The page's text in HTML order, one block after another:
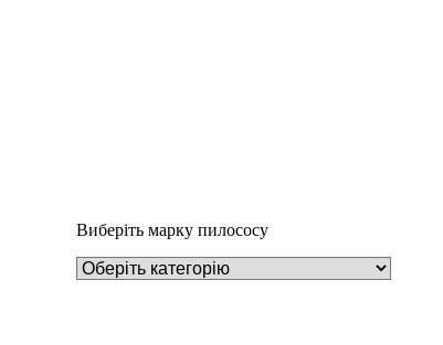
Виберіть марку пилососу